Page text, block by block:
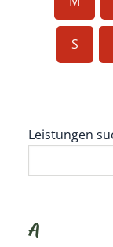
S
Leistungen
A